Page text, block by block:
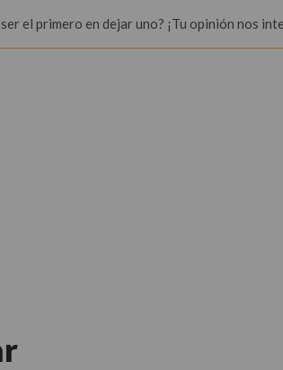
el primero en dejar uno? ¡Tu opinión nos